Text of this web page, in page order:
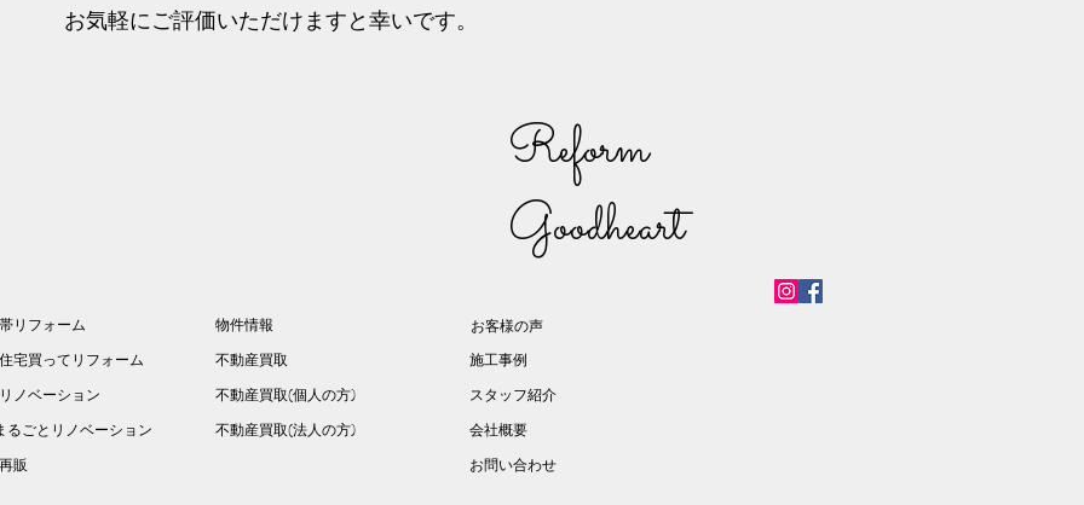
​お気軽にご評価いただけますと幸いです。
Reform
Goodheart
リフォーム
物件情報
宅買ってリフォーム
不動産買取
ノベーション
不動産買取(個人の方)
るごとリノベーション
不動産買取(法人の方)
販
施工事例
スタッフ紹介
会社概要
お問い合わせ
お客様の声